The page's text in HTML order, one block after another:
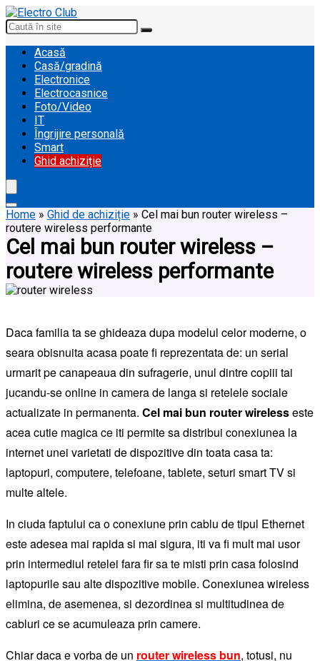
Acasă
Casă/gradină
Electronice
Electrocasnice
Foto/Video
IT
Îngrijire personală
Smart
Ghid achiziție
Home » Ghid de achiziție » Cel mai bun router wireless –
routere wireless performante
Cel mai bun router wireless –
routere wireless performante
Daca familia ta se ghideaza dupa modelul celor moderne, o
seara obisnuita acasa poate fi reprezentata de: un serial
urmarit pe canapeaua din sufragerie, unul dintre copiii tai
jucandu-se online in camera de langa si retelele sociale
actualizate in permanenta. Cel mai bun router wirelesseste
acea cutie magica ce iti permite sa distribui conexiunea la
internet unei varietati de dispozitive din toata casa ta:
laptopuri, computere, telefoane, tablete, seturi smart TV si
multe altele.
In ciuda faptului ca o conexiune prin cablu de tipul Ethernet
este adesea mai rapida si mai sigura, iti va fi mult mai usor
prin intermediul retelei fara fir sa te misti prin casa folosind
laptopurile sau alte dispozitive mobile. Conexiunea wireless
elimina, de asemenea, si dezordinea si multitudinea de
cabluri ce se acumuleaza prin camere.
Chiar daca e vorba de un router wireless bun, totusi, nu